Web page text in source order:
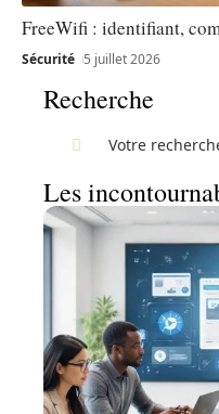
FreeWifi : identifiant,
Sécurité 5 juillet 2026
Recherche
Les